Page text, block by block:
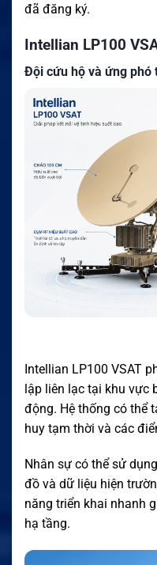
đã đăng ký.
Intellian LP100
Đội cứu hộ và ứng phó
Intellian LP100 VSAT
lập liên lạc tại khu vực
động. Hệ thống có thể
huy tạm thời và các
Nhân sự có thể sử
đồ và dữ liệu hiện
năng triển khai nhanh
hạ tầng.